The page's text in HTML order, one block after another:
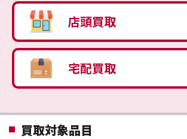
店頭買取
宅配買取
買取対象品目